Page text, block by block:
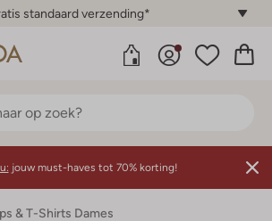
standaard verzending*
jouw must-haves tot 70% korting!
& T-Shirts Dames